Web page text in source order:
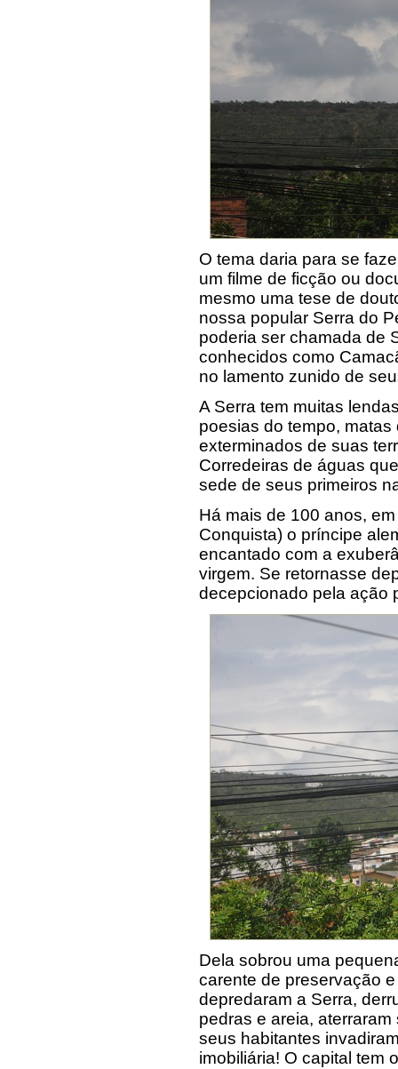
O tema daria para se
um filme de ficção ou
mesmo uma tese de
nossa popular Serra do
poderia ser chamada de
conhecidos como
no lamento zunido de
A Serra tem muitas
poesias do tempo,
exterminados de suas
Corredeiras de águas
sede de seus primeiros
Há mais de 100 anos,
Conquista) o príncipe
encantado com a
virgem. Se retornasse
decepcionado pela ação
Dela sobrou uma
carente de preservação
depredaram a Serra,
pedras e areia,
seus habitantes
imobiliária! O capital tem